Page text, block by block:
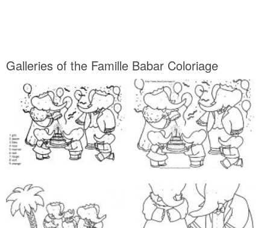
Galleries of the Famille Babar Coloriage